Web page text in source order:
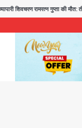
रामरत्न गुप्ता की मौत: तीनों